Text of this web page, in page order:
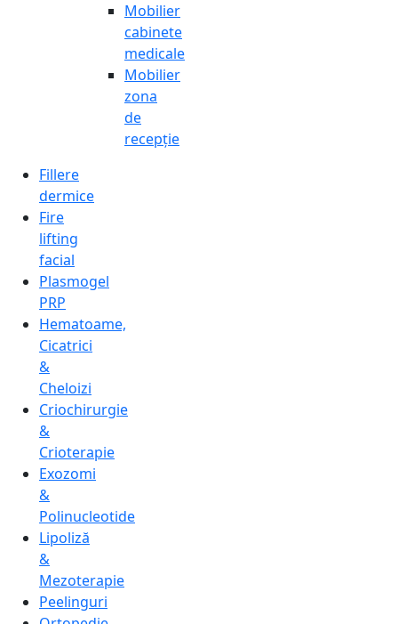
Mobilier
cabinete
medicale
Mobilier
zona
de
recepție
Fillere
dermice
Fire
lifting
facial
Plasmogel
PRP
Hematoame,
Cicatrici
&
Cheloizi
Criochirurgie
&
Crioterapie
Exozomi
&
Polinucleotide
Lipoliză
&
Mezoterapie
Peelinguri